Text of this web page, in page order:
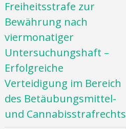
Freiheitsstrafe zur
Bewährung nach
viermonatiger
Untersuchungshaft –
Erfolgreiche
Verteidigung im Bereich
des Betäubungsmittel-
und Cannabisstrafrechts